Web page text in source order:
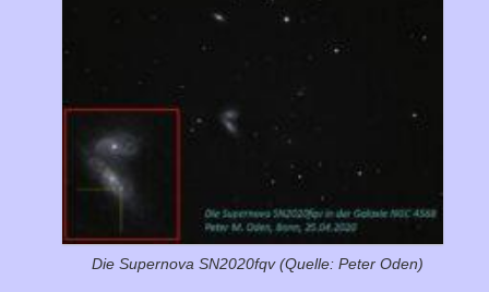
Die Supernova SN2020fqv (Quelle: Peter Oden)